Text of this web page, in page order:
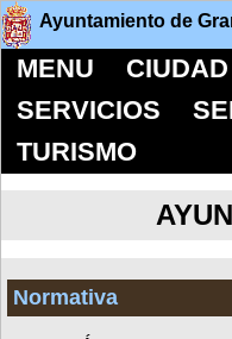
Ayuntamiento de
MENU CIUDAD
SERVICIOS
TURISMO
Normativa